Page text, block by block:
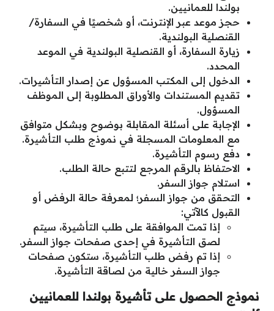
بولندا للعمانيين.
حجز موعد عبر الإنترنت، أو شخصيًا في السفارة/
القنصلية البولندية.
زيارة السفارة، أو القنصلية البولندية في الموعد
المحدد.
الدخول إلى المكتب المسؤول عن إصدار التأشيرات.
تقديم المستندات والأوراق المطلوبة إلى الموظف
المسؤول.
الإجابة على أسئلة المقابلة بوضوح وبشكل متوافق
مع المعلومات المسجلة في نموذج طلب التأشيرة.
دفع رسوم التأشيرة.
الاحتفاظ بالرقم المرجع لتتبع حالة الطلب.
استلام جواز السفر.
التحقق من جواز السفر؛ لمعرفة حالة الرفض أو
القبول كالآتي:
إذا تمت الموافقة على طلب التأشيرة، سيتم
لصق التأشيرة في إحدى صفحات جواز السفر.
إذا تم رفض طلب التأشيرة، ستكون صفحات
جواز السفر خالية من لصاقة التأشيرة.
نموذج الحصول على تأشيرة بولندا للعمانيين